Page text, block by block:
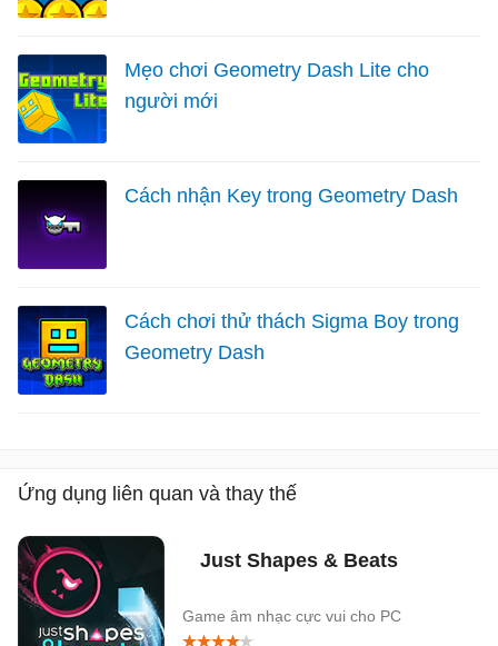
Mẹo chơi Geometry Dash Lite cho
người mới
Cách nhận Key trong Geometry Dash
Cách chơi thử thách Sigma Boy trong
Geometry Dash
Ứng dụng liên quan và thay thế
Just Shapes & Beats
Game âm nhạc cực vui cho PC